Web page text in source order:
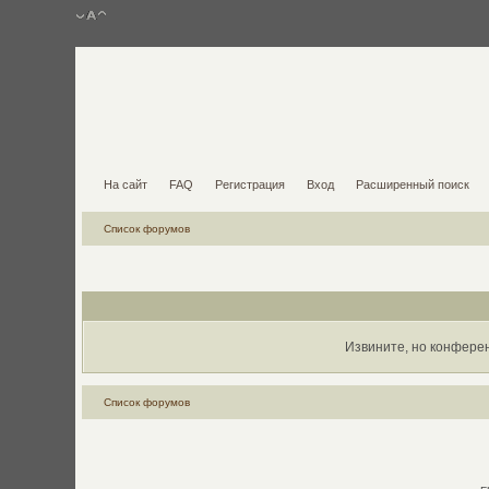
На сайт FAQ Регистрация Вход Расширенный поиск
Список форумов
Извините, но
Список форумов